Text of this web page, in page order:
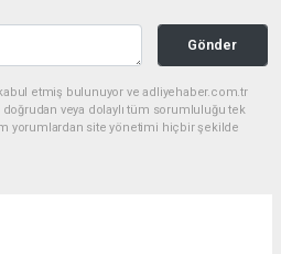
Gönder
etmiş bulunuyor ve adliyehaber.com.tr
doğrudan veya dolaylı tüm sorumluluğu tek
yorumlardan site yönetimi hiçbir şekilde